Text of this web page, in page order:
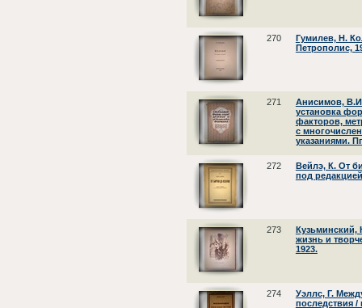
270
Гумилев, Н.
Петрополис,
271
Анисимов,
установка
факторов,
с
указаниями.
272
Вейлэ, К. От
под
273
Кузьминский,
жизнь и
1923.
274
Уэллс, Г.
последствия /